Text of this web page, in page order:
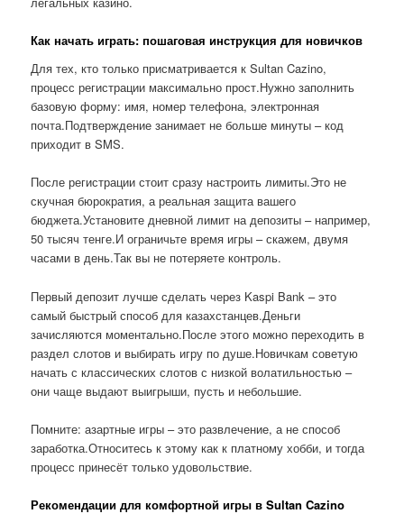
Как начать играть: пошаговая инструкция для новичков
Для тех, кто только присматривается к Sultan Cazino,
процесс регистрации максимально прост.Нужно заполнить
базовую форму: имя, номер телефона, электронная
почта.Подтверждение занимает не больше минуты – код
приходит в SMS.
После регистрации стоит сразу настроить лимиты.Это не
скучная бюрократия, а реальная защита вашего
бюджета.Установите дневной лимит на депозиты – например,
50 тысяч тенге.И ограничьте время игры – скажем, двумя
часами в день.Так вы не потеряете контроль.
Первый депозит лучше сделать через Kaspi Bank – это
самый быстрый способ для казахстанцев.Деньги
зачисляются моментально.После этого можно переходить в
раздел слотов и выбирать игру по душе.Новичкам советую
начать с классических слотов с низкой волатильностью –
они чаще выдают выигрыши, пусть и небольшие.
Помните: азартные игры – это развлечение, а не способ
заработка.Относитесь к этому как к платному хобби, и тогда
процесс принесёт только удовольствие.
Рекомендации для комфортной игры в Sultan Cazino